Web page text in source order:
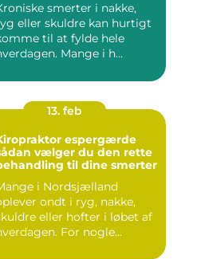
smerter i nakke,
eller skuldre kan hurtigt
til at fylde hele
Mange i h...
13. feb
espergærde
vælger du den rette
til dine smerter
i Nordsjælland
ondt i ryg, nakke,
eller hofter i løbet af
For nogle...